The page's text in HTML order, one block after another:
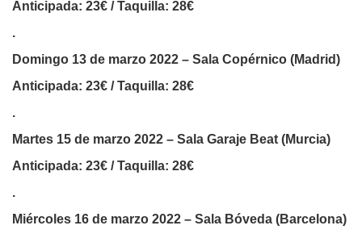
Anticipada: 23€ / Taquilla: 28€
.
Domingo 13 de marzo 2022 – Sala Copérnico (Madrid)
Anticipada: 23€ / Taquilla: 28€
.
Martes 15 de marzo 2022 – Sala Garaje Beat (Murcia)
Anticipada: 23€ / Taquilla: 28€
.
Miércoles 16 de marzo 2022 – Sala Bóveda (Barcelona)